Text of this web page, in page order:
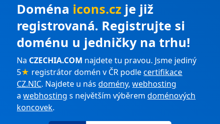
Doména icons.cz je již
registrovaná. Registrujte si
doménu u jedničky na trhu!
Na CZECHIA.COM najdete tu pravou. Jsme jediný
5★ registrátor domén v ČR podlecertifikace
CZ.NIC. Najdete u násdomény,webhosting
awebhosting s největším výběremdoménových
koncovek.